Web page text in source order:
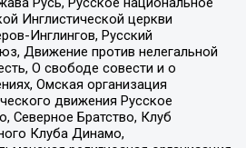
Инглистической церкви
Инглингов, Русский
Движение против нелегальной
О свободе совести и о
Омская организация
движения Русское
Северное Братство, Клуб
Клуба Динамо,